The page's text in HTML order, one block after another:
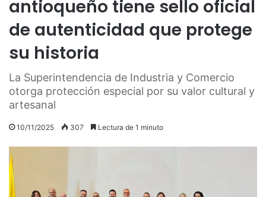
antioqueño tiene sello oficial
de autenticidad que protege
su historia
La Superintendencia de Industria y Comercio
otorga protección especial por su valor cultural y
artesanal
10/11/2025 307 Lectura de 1 minuto